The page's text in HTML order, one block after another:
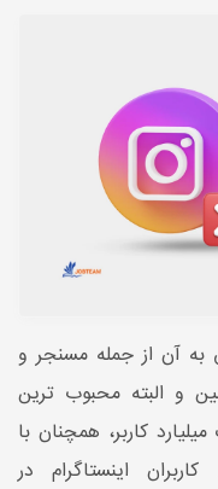
آن از جمله مسنجر و
و البته محبوب ترین
کاربر، همچنان با
اینستاگرام در